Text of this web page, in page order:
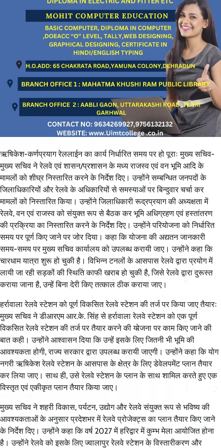
ऋषिकेश-कर्णप्रयाग रेललाईन का कार्य निर्धारित समय पर हो पूराः मुख्य सचिव-
मुख्य सचिव ने रेलवे एवं शासन/प्रशासन के मध्य राजस्व एवं वन भूमि आदि के
मामलों को शीघ्र निस्तारित करने के निर्देश दिए। उन्होंने सम्बन्धित जनपदों के
जिलाधिकारियों और रेलवे के अधिकारियों से समस्याओं पर बिन्दुवार चर्चा कर
मामलों को निस्तारित किया। उन्होंने जिलाधिकारी रूद्रप्रयाग की अध्यक्षता में
रेलवे, वन एवं राजस्व को संयुक्त रूप से बैठक कर भूमि अधिग्रहण एवं हस्तांतरण
की प्रक्रिया का निस्तारित करने के निर्देश दिए। उन्होंने परियोजना को निर्धारित
समय पर पूर्ण किए जाने पर जोर दिया। कहा कि योजना की अद्यतन जानकारी
समय-समय पर मुख्य सचिव कार्यालय को उपलब्ध करायी जाए। उन्होंने कहा कि
चारधाम यात्रा शुरू हो चुकी है। विभिन्न टनलों के आसपास रेलवे द्वारा प्रयोग में
लायी जा रही सड़कों की स्थिति काफी खराब हो चुकी है, जिसे रेलवे द्वारा दुरूस्त
कराया जाना है, उन्हें बिना देरी किए तत्काल ठीक कराया जाए।
हर्रावाला रेलवे स्टेशन को पूर्ण विकसित रेलवे स्टेशन की तर्ज पर किया जाए तैयारः
मुख्य सचिव ने डीआरएम आर.के. सिंह से हर्रावाला रेलवे स्टेशन को एक पूर्ण
विकसित रेलवे स्टेशन की तर्ज पर तैयार करने की योजना पर काम किए जाने की
बात कही। उन्होंने आश्वासन दिया कि उन्हें इसके लिए जितनी भी भूमि की
आवश्यकता होगी, राज्य सरकार द्वारा उपलब्ध करायी जाएगी। उन्होंने कहा कि योग
नगरी ऋषिकेश रेलवे स्टेशन के आसपास के क्षेत्र के लिए डेवेलपमेंट प्लान तैयार
कर लिया जाए। साथ ही, उसे रेलवे स्टेशन के प्लान के साथ शामिल करते हुए एक
विस्तृत एवं एकीकृत प्लान तैयार किया जाए।
मुख्य सचिव ने शहरी विकास, पर्यटन, उद्योग और रेलवे संयुक्त रूप से भविष्य की
आवश्यकताओं के अनुसार प्रदेशभर में रेलवे प्रोजेक्ट्स का प्लान तैयार किए जाने
के निर्देश दिए। उन्होंने कहा कि वर्ष 2027 में हरिद्वार में कुम्भ मेला आयोजित होना
है। उन्होंने रेलवे को इसके लिए ज्वालापुर रेलवे स्टेशन के विस्तारीकरण और